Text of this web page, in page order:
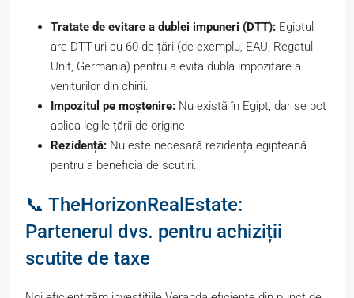
Tratate de evitare a dublei impuneri (DTT): Egiptul
are DTT-uri cu 60 de țări (de exemplu, EAU, Regatul
Unit, Germania) pentru a evita dubla impozitare a
veniturilor din chirii.
Impozitul pe moștenire: Nu există în Egipt, dar se pot
aplica legile țării de origine.
Rezidență: Nu este necesară rezidența egipteană
pentru a beneficia de scutiri.
📞 TheHorizonRealEstate:
Partenerul dvs. pentru achiziții
scutite de taxe